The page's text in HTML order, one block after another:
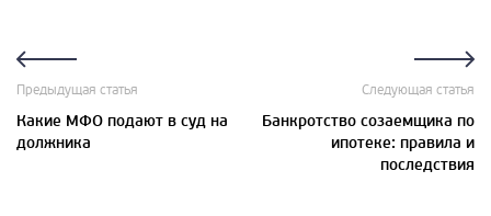
Предыдущая статья
Какие МФО подают в суд на
должника
Следующая статья
Банкротство созаемщика по
ипотеке: правила и
последствия